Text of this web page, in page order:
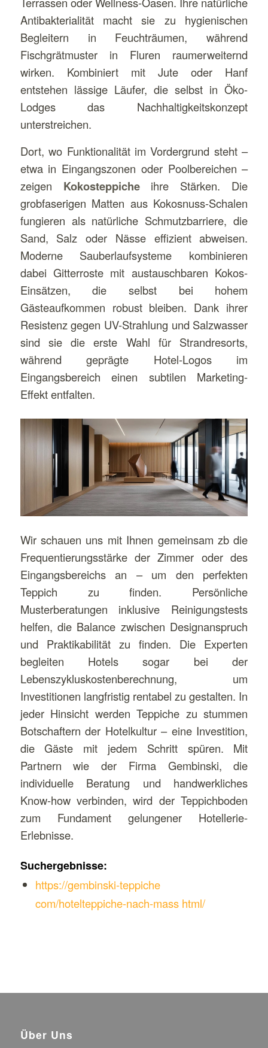
Antibakterialität macht sie zu hygienischen
Begleitern in Feuchträumen, während
Fischgrätmuster in Fluren raumerweiternd
wirken. Kombiniert mit Jute oder Hanf
entstehen lässige Läufer, die selbst in Öko-
Lodges das Nachhaltigkeitskonzept
unterstreichen.
Dort, wo Funktionalität im Vordergrund steht –
etwa in Eingangszonen oder Poolbereichen –
zeigen Kokosteppicheihre Stärken. Die
grobfaserigen Matten aus Kokosnuss-Schalen
fungieren als natürliche Schmutzbarriere, die
Sand, Salz oder Nässe effizient abweisen.
Moderne Sauberlaufsysteme kombinieren
dabei Gitterroste mit austauschbaren Kokos-
Einsätzen, die selbst bei hohem
Gästeaufkommen robust bleiben. Dank ihrer
Resistenz gegen UV-Strahlung und Salzwasser
sind sie die erste Wahl für Strandresorts,
während geprägte Hotel-Logos im
Eingangsbereich einen subtilen Marketing-
Effekt entfalten.
Wir schauen uns mit Ihnen gemeinsam zb die
Frequentierungsstärke der Zimmer oder des
Eingangsbereichs an – um den perfekten
Teppich zu finden. Persönliche
Musterberatungen inklusive Reinigungstests
helfen, die Balance zwischen Designanspruch
und Praktikabilität zu finden. Die Experten
begleiten Hotels sogar bei der
Lebenszykluskostenberechnung, um
Investitionen langfristig rentabel zu gestalten. In
jeder Hinsicht werden Teppiche zu stummen
Botschaftern der Hotelkultur – eine Investition,
die Gäste mit jedem Schritt spüren. Mit
Partnern wie der Firma Gembinski, die
individuelle Beratung und handwerkliches
Know-how verbinden, wird der Teppichboden
zum Fundament gelungener Hotellerie-
Erlebnisse.
Suchergebnisse:
https://gembinski-teppiche
com/hotelteppiche-nach-mass html/
Über Uns